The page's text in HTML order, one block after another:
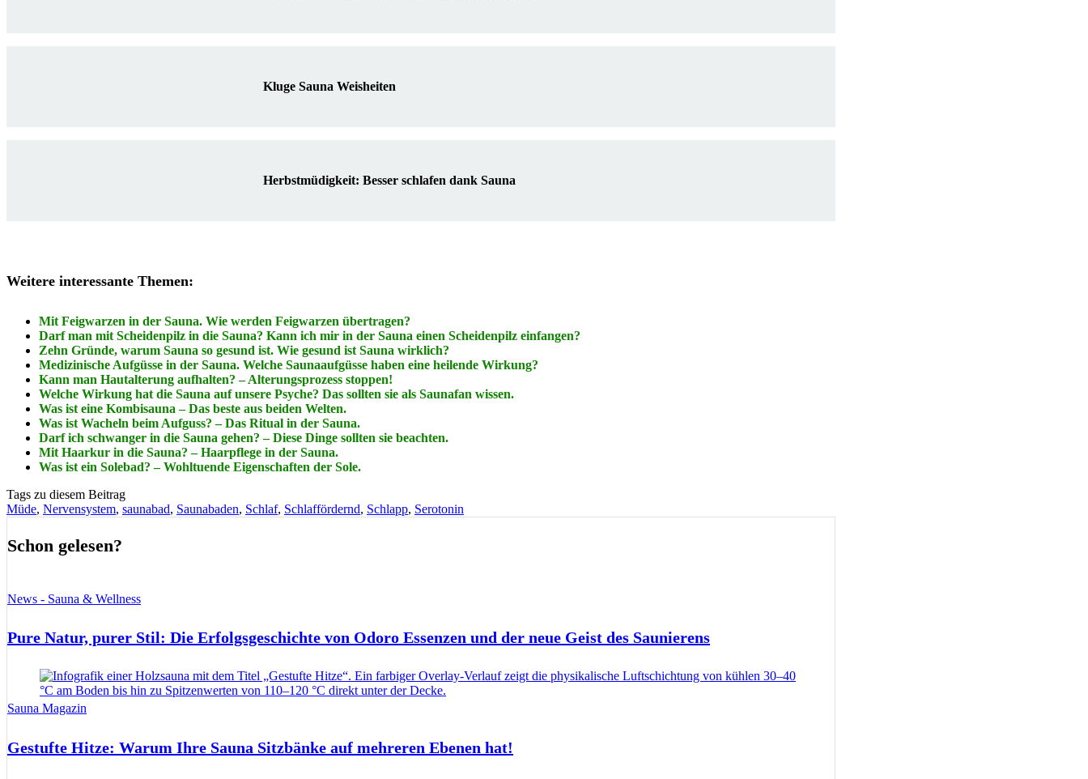
Kluge Sauna Weisheiten
Herbstmüdigkeit: Besser schlafen dank Sauna
Weitere interessante Themen:
Mit Feigwarzen in der Sauna. Wie werden Feigwarzen übertragen?
Darf man mit Scheidenpilz in die Sauna? Kann ich mir in der Sauna einen Scheidenpilz einfangen?
Zehn Gründe, warum Sauna so gesund ist. Wie gesund ist Sauna wirklich?
Medizinische Aufgüsse in der Sauna. Welche Saunaaufgüsse haben eine heilende Wirkung?
Kann man Hautalterung aufhalten? – Alterungsprozess stoppen!
Welche Wirkung hat die Sauna auf unsere Psyche? Das sollten sie als Saunafan wissen.
Was ist eine Kombisauna – Das beste aus beiden Welten.
Was ist Wacheln beim Aufguss? – Das Ritual in der Sauna.
Darf ich schwanger in die Sauna gehen? – Diese Dinge sollten sie beachten.
Mit Haarkur in die Sauna? – Haarpflege in der Sauna.
Was ist ein Solebad? – Wohltuende Eigenschaften der Sole.
Tags zu diesem Beitrag
Müde, Nervensystem, saunabad, Saunabaden, Schlaf, Schlaffördernd, Schlapp, Serotonin
Schon gelesen?
News - Sauna & Wellness
Pure Natur, purer Stil: Die Erfolgsgeschichte von Odoro Essenzen und der neue Geist des Saunierens
Sauna Magazin
Gestufte Hitze: Warum Ihre Sauna Sitzbänke auf mehreren Ebenen hat!